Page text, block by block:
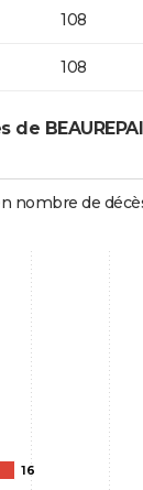
108
108
nombre de
16